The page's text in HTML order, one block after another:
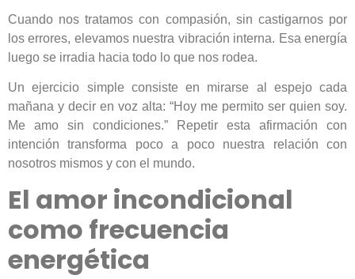
Cuando nos tratamos con compasión, sin castigarnos por
los errores, elevamos nuestra vibración interna. Esa energía
luego se irradia hacia todo lo que nos rodea.
Un ejercicio simple consiste en mirarse al espejo cada
mañana y decir en voz alta: “Hoy me permito ser quien soy.
Me amo sin condiciones.” Repetir esta afirmación con
intención transforma poco a poco nuestra relación con
nosotros mismos y con el mundo.
El amor incondicional
como frecuencia
energética